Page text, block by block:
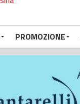
PROMOZIONE